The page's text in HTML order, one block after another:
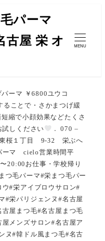
パーマ
古屋 栄 オ
MENU
パーマ ￥6800ユウコ
ることで・さかまつげ緩
縮で小顔効果などたくさ
試しください
． 070 –
東桜１丁目 9-32 栄ぶへ
ーマ cielo営業時間平
お仕事・学校帰り
つ毛パーマ#栄まつ毛パー
#栄アイブロウサロン#
#栄パリジェンヌ#名古屋
屋まつ毛#名古屋まつ毛
メンズサロン#名古屋ア
ヌ#韓ドル風まつ毛#名古